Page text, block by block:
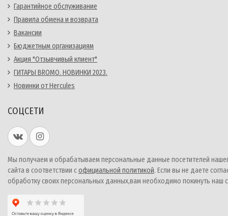
Гарантийное обслуживание
Правила обмена и возврата
Вакансии
Бюджетным организациям
Акция "Отзывчивый клиент"
ГИТАРЫ BROMO. НОВИНКИ 2023.
Новинки от Hercules
СОЦСЕТИ
Мы получаем и обрабатываем персональные данные посетителей
сайта в соответствии софициальной политикой. Если вы не даете
обработку своих персональных данных,вам необходимо покинуть наш